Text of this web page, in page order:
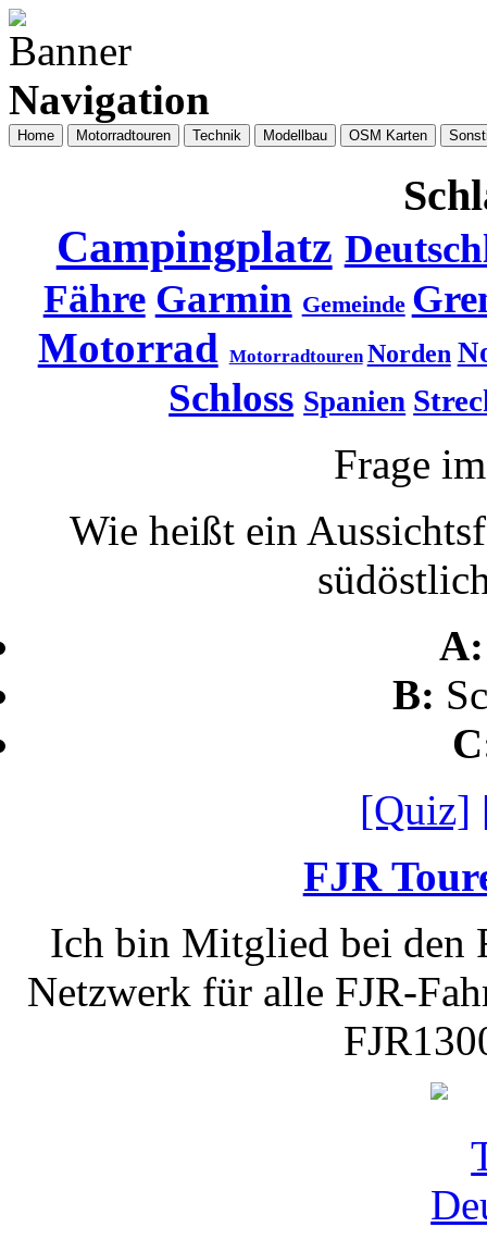
Navigation
Home Motorradtouren Technik Modellbau OSM Karten
Campingplatz
Fähre Garmin Gemeinde
Motorrad Motorradtouren Norden
Schloss Spanien
Frage
Wie heißt ein
B:
[Quiz]
FJR
Ich bin Mitglied bei den
Netzwerk für alle FJR-